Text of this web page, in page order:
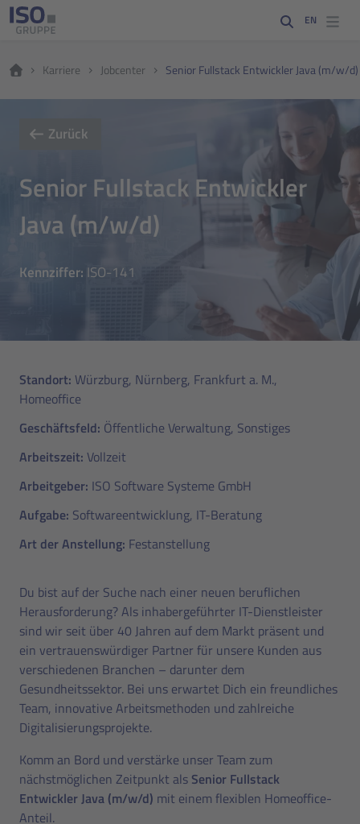
EN
Karriere Jobcenter Senior Fullstack Entwickler Java (m/w/d)
Zurück
Senior Fullstack Entwickler
Java (m/w/d)
Jetzt bei der ISO-Gruppe als Senior
Kennziffer: ISO-141
Standort: Würzburg, Nürnberg, Frankfurt a. M.,
Homeoffice
Geschäftsfeld: Öffentliche Verwaltung, Sonstiges
Arbeitszeit: Vollzeit
Arbeitgeber: ISO Software Systeme GmbH
Aufgabe: Softwareentwicklung, IT-Beratung
Art der Anstellung: Festanstellung
Du bist auf der Suche nach einer neuen beruflichen
Herausforderung? Als inhabergeführter IT-Dienstleister
sind wir seit über 40 Jahren auf dem Markt präsent und
ein vertrauenswürdiger Partner für unsere Kunden aus
verschiedenen Branchen – darunter dem
Gesundheitssektor. Bei uns erwartet Dich ein freundliches
Team, innovative Arbeitsmethoden und zahlreiche
Digitalisierungsprojekte.
Komm an Bord und verstärke unser Team zum
nächstmöglichen Zeitpunkt als Senior Fullstack
Entwickler Java (m/w/d) mit einem flexiblen Homeoffice-
Anteil.